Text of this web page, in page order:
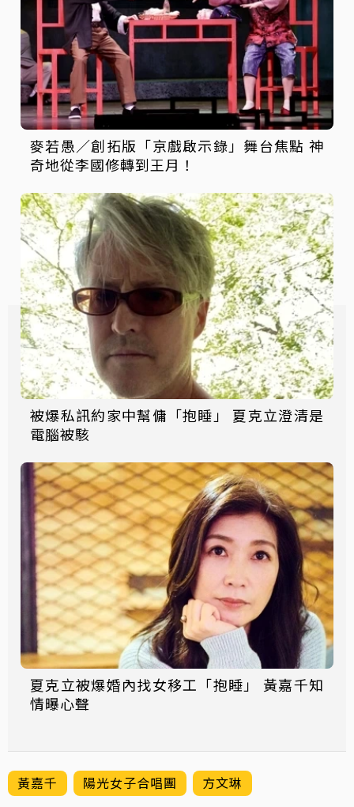
麥若愚／創拓版「京戲啟示錄」舞台焦點 神
奇地從李國修轉到王月！
被爆私訊約家中幫傭「抱睡」 夏克立澄清是
電腦被駭
夏克立被爆婚內找女移工「抱睡」 黃嘉千知
情曝心聲
黃嘉千 陽光女子合唱團 方文琳